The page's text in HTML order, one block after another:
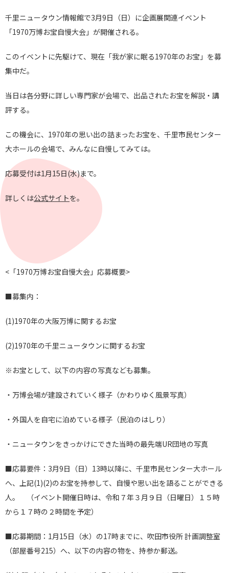
千里ニュータウン情報館で3月9日（日）に企画展関連イベント
「1970万博お宝自慢大会」が開催される。
このイベントに先駆けて、現在「我が家に眠る1970年のお宝」を募
集中だ。
当日は各分野に詳しい専門家が会場で、出品されたお宝を解説・講
評する。
この機会に、1970年の思い出の詰まったお宝を、千里市民センター
大ホールの会場で、みんなに自慢してみては。
応募受付は1月15日(水)まで。
詳しくは公式サイトを。
<「1970万博お宝自慢大会」応募概要>
■募集内：
(1)1970年の大阪万博に関するお宝
(2)1970年の千里ニュータウンに関するお宝
※お宝として、以下の内容の写真なども募集。
・万博会場が建設されていく様子（かわりゆく風景写真）
・外国人を自宅に泊めている様子（民泊のはしり）
・ニュータウンをきっかけにできた当時の最先端UR団地の写真
■応募要件：3月9日（日）13時以降に、千里市民センター大ホール
へ、上記(1)(2)のお宝を持参して、自慢や思い出を語ることができる
人。 （イベント開催日時は、令和７年３月９日（日曜日）１５時
から１７時の２時間を予定）
■応募期間：1月15日（水）の17時までに、吹田市役所 計画調整室
（部屋番号215）へ、以下の内容の物を、持参か郵送。